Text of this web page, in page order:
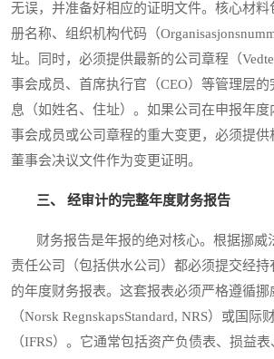
无误，并准备好相应的证明文件。核心材料
册名称、组织机构代码（
址。同时，必须提供最新的公司章程（
事会成员、首席执行官（CEO）等管理层
息（如姓名、住址）。如果公司在申报年
事会成员或公司章程的重大变更，必须提
董事会决议文件作为变更证明。
三、 经审计的完整年度财务报告
财务报告是年报的绝对核心。根据挪威
责任公司（包括供水公司）都必须提交经
的年度财务报表。这套报表必须严格遵循挪
（Norsk RegnskapsStandard, NRS）或国际
（IFRS）。它通常包括资产负债表、损益